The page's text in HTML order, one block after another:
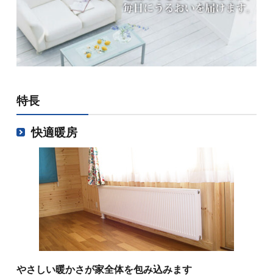
特長
快適暖房
やさしい暖かさが家全体を包み込みます